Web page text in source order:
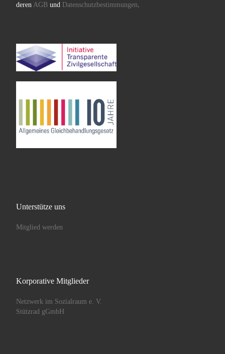
deren AGBund Datenschutzbestimmungen
Unterstütze uns
Mitglied werden
Korporative Mitglieder
Netzwerk im Sozialraum e. V.
Stützrad gGmbH